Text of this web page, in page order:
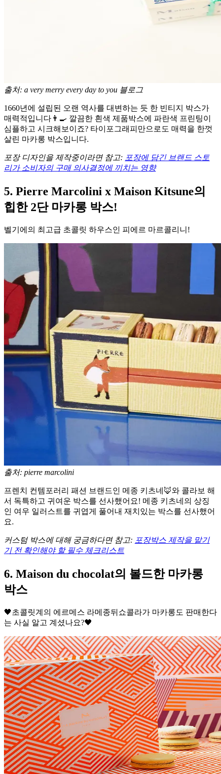
출처: a very merry every day to you 블로그
1660년에 설립된 오랜 역사를 대변하는 듯 한 빈티지 박스가
매력적입니다👨‍🍳 깔끔한 흰색 제품박스에 파란색 프린팅이
심플하고 시크해보이죠? 타이포그래피만으로도 매력을 한껏
살린 마카롱 박스입니다.
포장 디자인을 제작중이라면 참고: 포장에 담긴 브랜드 스토
리가 소비자의 구매 의사결정에 끼치는 영향
5. Pierre Marcolini x Maison Kitsune의
힙한 2단 마카롱 박스!
벨기에의 최고급 초콜릿 하우스인 피에르 마르콜리니!
출처: pierre marcolini
프렌치 컨템포러리 패션 브랜드인 메종 키츠네🦊와 콜라보 해
서 독특하고 귀여운 박스를 선사했어요! 메종 키츠네의 상징
인 여우 일러스트를 귀엽게 풀어내 재치있는 박스를 선사했어
요.
커스텀 박스에 대해 궁금하다면 참고: 포장박스 제작을 맡기
기 전 확인해야 할 필수 체크리스트
6. Maison du chocolat의 볼드한 마카롱
박스
🖤초콜릿계의 에르메스 라메종뒤쇼콜라가 마카롱도 판매한다
는 사실 알고 계셨나요?🖤